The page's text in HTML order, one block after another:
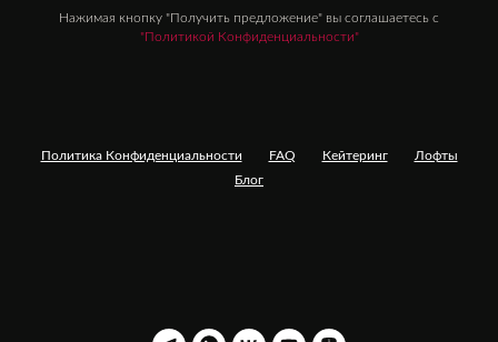
Нажимая кнопку "Получить предложение" вы соглашаетесь с
"Политикой Конфиденциальности"
Политика Конфиденциальности FAQ Кейтеринг
Лофты
Блог